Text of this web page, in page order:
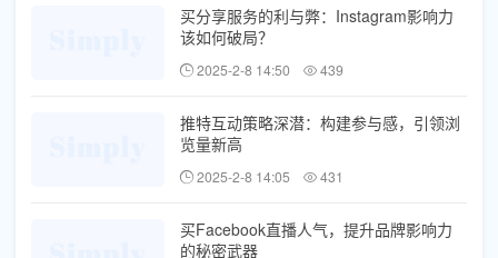
买分享服务的利与弊：Instagram影响力
该如何破局？
2025-2-8 14:50 439
推特互动策略深潜：构建参与感，引领浏
览量新高
2025-2-8 14:05 431
买Facebook直播人气，提升品牌影响力
的秘密武器